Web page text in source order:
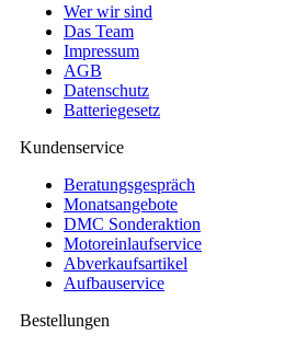
Wer wir sind
Das Team
Impressum
AGB
Datenschutz
Batteriegesetz
Kundenservice
Beratungsgespräch
Monatsangebote
DMC Sonderaktion
Motoreinlaufservice
Abverkaufsartikel
Aufbauservice
Bestellungen